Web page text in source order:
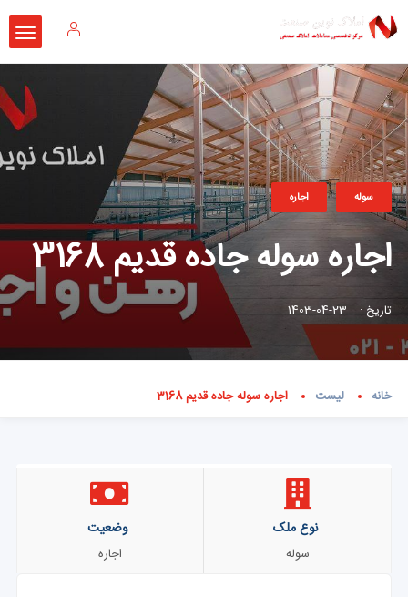
سوله اجاره
اجاره سوله جاده قدیم 3168
تاریخ : 23-04-1403
خانه لیست اجاره سوله جاده قدیم 3168
نوع ملک
سوله
وضعیت
اجاره